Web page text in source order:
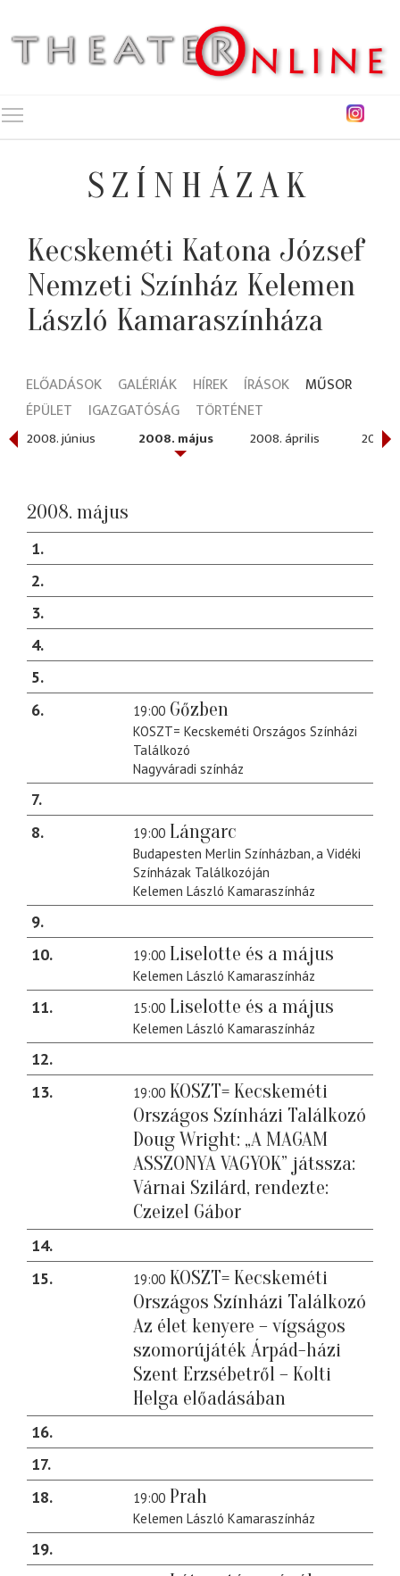
SZÍNHÁZAK
Kecskeméti Katona József
Nemzeti Színház Kelemen
László Kamaraszínháza
ELŐADÁSOK GALÉRIÁK HÍREK ÍRÁSOK
MŰSOR
ÉPÜLET
IGAZGATÓSÁG TÖRTÉNET
2008. június 2008. május 2008. április 2008.
2008. május
1
2
3
4
5
6
19:00 Gőzben
KOSZT= Kecskeméti Országos Színházi
Találkozó
Nagyváradi színház
7
8
19:00 Lángarc
Budapesten Merlin Színházban, a Vidéki
Színházak Találkozóján
Kelemen László Kamaraszínház
9
10
19:00 Liselotte és a május
Kelemen László Kamaraszínház
11 15:00 Liselotte és a május
Kelemen László Kamaraszínház
12
13
19:00 KOSZT= Kecskeméti
Országos Színházi Találkozó
Doug Wright: „A MAGAM
ASSZONYA VAGYOK” játssza:
Várnai Szilárd, rendezte:
Czeizel Gábor
14
15
19:00 KOSZT= Kecskeméti
Országos Színházi Találkozó
Az élet kenyere – vígságos
szomorújáték Árpád-házi
Szent Erzsébetről – Kolti
Helga előadásában
16
17
18
19:00 Prah
Kelemen László Kamaraszínház
19